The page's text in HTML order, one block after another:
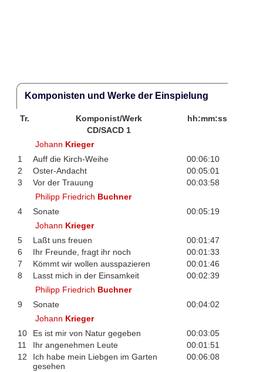
Komponisten und Werke der Einspielung
Tr. Komponist/Werk
hh:mm:ss
CD/SACD 1
Johann Krieger
1
Auff die Kirch-Weihe
00:06:10
2
Oster-Andacht
00:05:01
3
Vor der Trauung
00:03:58
Philipp Friedrich Buchner
4
Sonate
00:05:19
Johann Krieger
5
Laßt uns freuen
00:01:47
6
Ihr Freunde, fragt ihr noch
00:01:33
7
Kömmt wir wollen ausspazieren
00:01:46
8
Lasst mich in der Einsamkeit
00:02:39
Philipp Friedrich Buchner
9
Sonate
00:04:02
Johann Krieger
10
Es ist mir von Natur gegeben
00:03:05
11
Ihr angenehmen Leute
00:01:51
12
Ich habe mein Liebgen im Garten
gesehen
00:06:08